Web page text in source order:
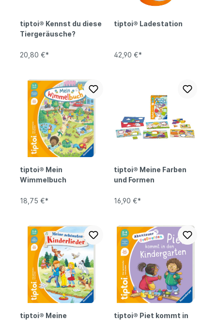
tiptoi® Kennst du diese
Tiergeräusche?
20,80 €*
tiptoi® Ladestation
42,90 €*
tiptoi® Mein
Wimmelbuch
18,75 €*
tiptoi® Meine Farben
und Formen
16,90 €*
tiptoi® Meine
tiptoi® Piet kommt in